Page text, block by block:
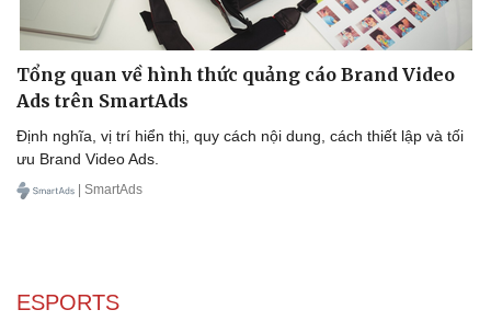
Tổng quan về hình thức quảng cáo Brand Video
Ads trên SmartAds
Định nghĩa, vị trí hiển thị, quy cách nội dung, cách thiết lập và tối
ưu Brand Video Ads.
| SmartAds
ESPORTS